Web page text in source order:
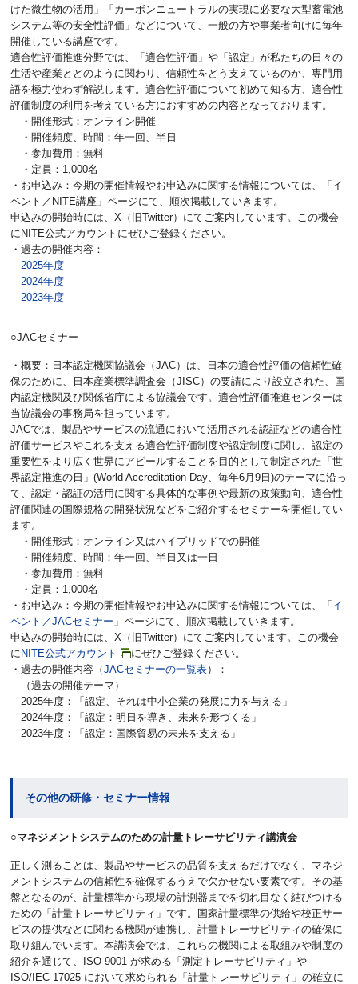
けた微生物の活用」「カーボンニュートラルの実現に必要な大型蓄電池
システム等の安全性評価」などについて、一般の方や事業者向けに毎年
開催している講座です。
適合性評価推進分野では、「適合性評価」や「認定」が私たちの日々の
生活や産業とどのように関わり、信頼性をどう支えているのか、専門用
語を極力使わず解説します。適合性評価について初めて知る方、適合性
評価制度の利用を考えている方におすすめの内容となっております。
・開催形式：オンライン開催
・開催頻度、時間：年一回、半日
・参加費用：無料
・定員：1,000名
・お申込み：今期の開催情報やお申込みに関する情報については、「イ
ベント／NITE講座」ページにて、順次掲載していきます。
申込みの開始時には、X（旧Twitter）にてご案内しています。この機会
にNITE公式アカウントにぜひご登録ください。
・過去の開催内容：
2025年度
2024年度
2023年度
○JACセミナー
・概要：日本認定機関協議会（JAC）は、日本の適合性評価の信頼性確
保のために、日本産業標準調査会（JISC）の要請により設立された、国
内認定機関及び関係省庁による協議会です。適合性評価推進センターは
当協議会の事務局を担っています。
JACでは、製品やサービスの流通において活用される認証などの適合性
評価サービスやこれを支える適合性評価制度や認定制度に関し、認定の
重要性をより広く世界にアピールすることを目的として制定された「世
界認定推進の日」(World Accreditation Day、毎年6月9日)のテーマに沿っ
て、認定・認証の活用に関する具体的な事例や最新の政策動向、適合性
評価関連の国際規格の開発状況などをご紹介するセミナーを開催してい
ます。
・開催形式：オンライン又はハイブリッドでの開催
・開催頻度、時間：年一回、半日又は一日
・参加費用：無料
・定員：1,000名
・お申込み：今期の開催情報やお申込みに関する情報については、「イ
ベント／JACセミナー 」ページにて、順次掲載していきます。
申込みの開始時には、X（旧Twitter）にてご案内しています。この機会
に NITE公式アカウント
にぜひご登録ください。
・過去の開催内容（JACセミナーの一覧表）：
（過去の開催テーマ）
2025年度：「認定、それは中小企業の発展に力を与える」
2024年度：「認定：明日を導き、未来を形づくる」
2023年度：「認定：国際貿易の未来を支える」
その他の研修・セミナー情報
○マネジメントシステムのための計量トレーサビリティ講演会
正しく測ることは、製品やサービスの品質を支えるだけでなく、マネジ
メントシステムの信頼性を確保するうえで欠かせない要素です。その基
盤となるのが、計量標準から現場の計測器までを切れ目なく結びつける
ための「計量トレーサビリティ」です。国家計量標準の供給や校正サー
ビスの提供などに関わる機関が連携し、計量トレーサビリティの確保に
取り組んでいます。本講演会では、これらの機関による取組みや制度の
紹介を通じて、ISO 9001 が求める「測定トレーサビリティ」や
ISO/IEC 17025 において求められる「計量トレーサビリティ」の確立に